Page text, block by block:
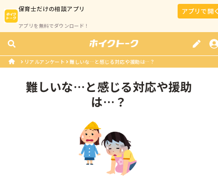
保育士だけの相談アプリ
アプリを無料でダウンロード！
アプリで開
リアルアンケート 難しいな…と感じる対応や援助は…？
難しいな…と感じる対応や援助
は…？